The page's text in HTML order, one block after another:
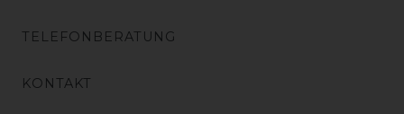
TELEFONBERATUNG
KONTAKT